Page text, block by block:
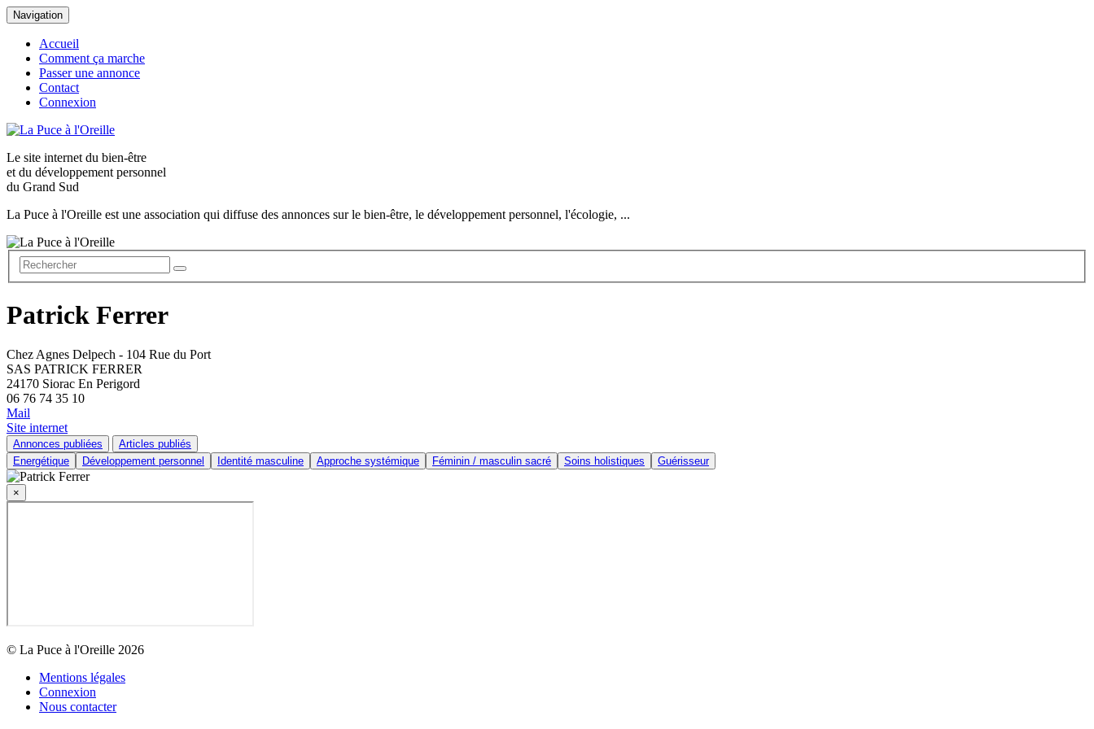
Navigation
Accueil
Comment ça marche
Passer une annonce
Contact
Connexion
Le site internet du bien-être
et du développement personnel
du Grand Sud
La Puce à l'Oreille est une association qui diffuse des annonces sur le bien-être, le développement personnel, l'écologie, ...
Patrick Ferrer
Chez Agnes Delpech - 104 Rue du Port
SAS PATRICK FERRER
24170 Siorac En Perigord
06 76 74 35 10
Mail
Site internet
Annonces publiées
Articles publiés
Energétique
Développement personnel Identité masculine Approche systémique Féminin / masculin sacré Soins holistiques Guérisseur
×
© La Puce à l'Oreille 2026
Mentions légales
Connexion
Nous contacter